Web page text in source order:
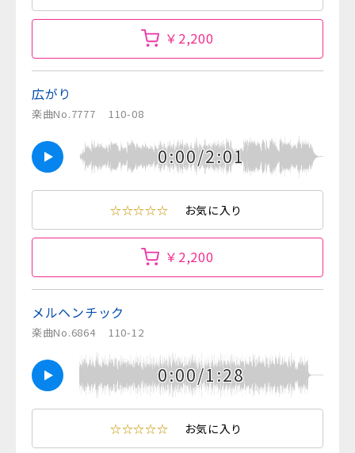
￥2,200
広がり
楽曲No.7777 110-08
0:00/2:01
☆☆☆☆☆ お気に入り
￥2,200
メルヘンチック
楽曲No.6864 110-12
0:00/1:28
☆☆☆☆☆ お気に入り